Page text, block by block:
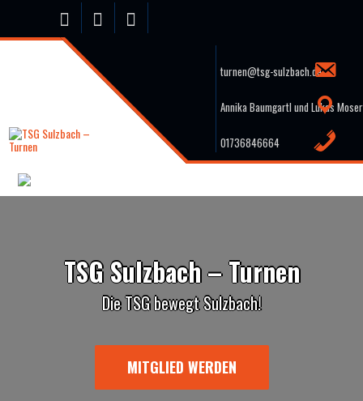
turnen@tsg-sulzbach.de
Annika Baumgartl und Lukas Moser
01736846664
TSG Sulzbach – Turnen
Die TSG bewegt Sulzbach!
MITGLIED WERDEN